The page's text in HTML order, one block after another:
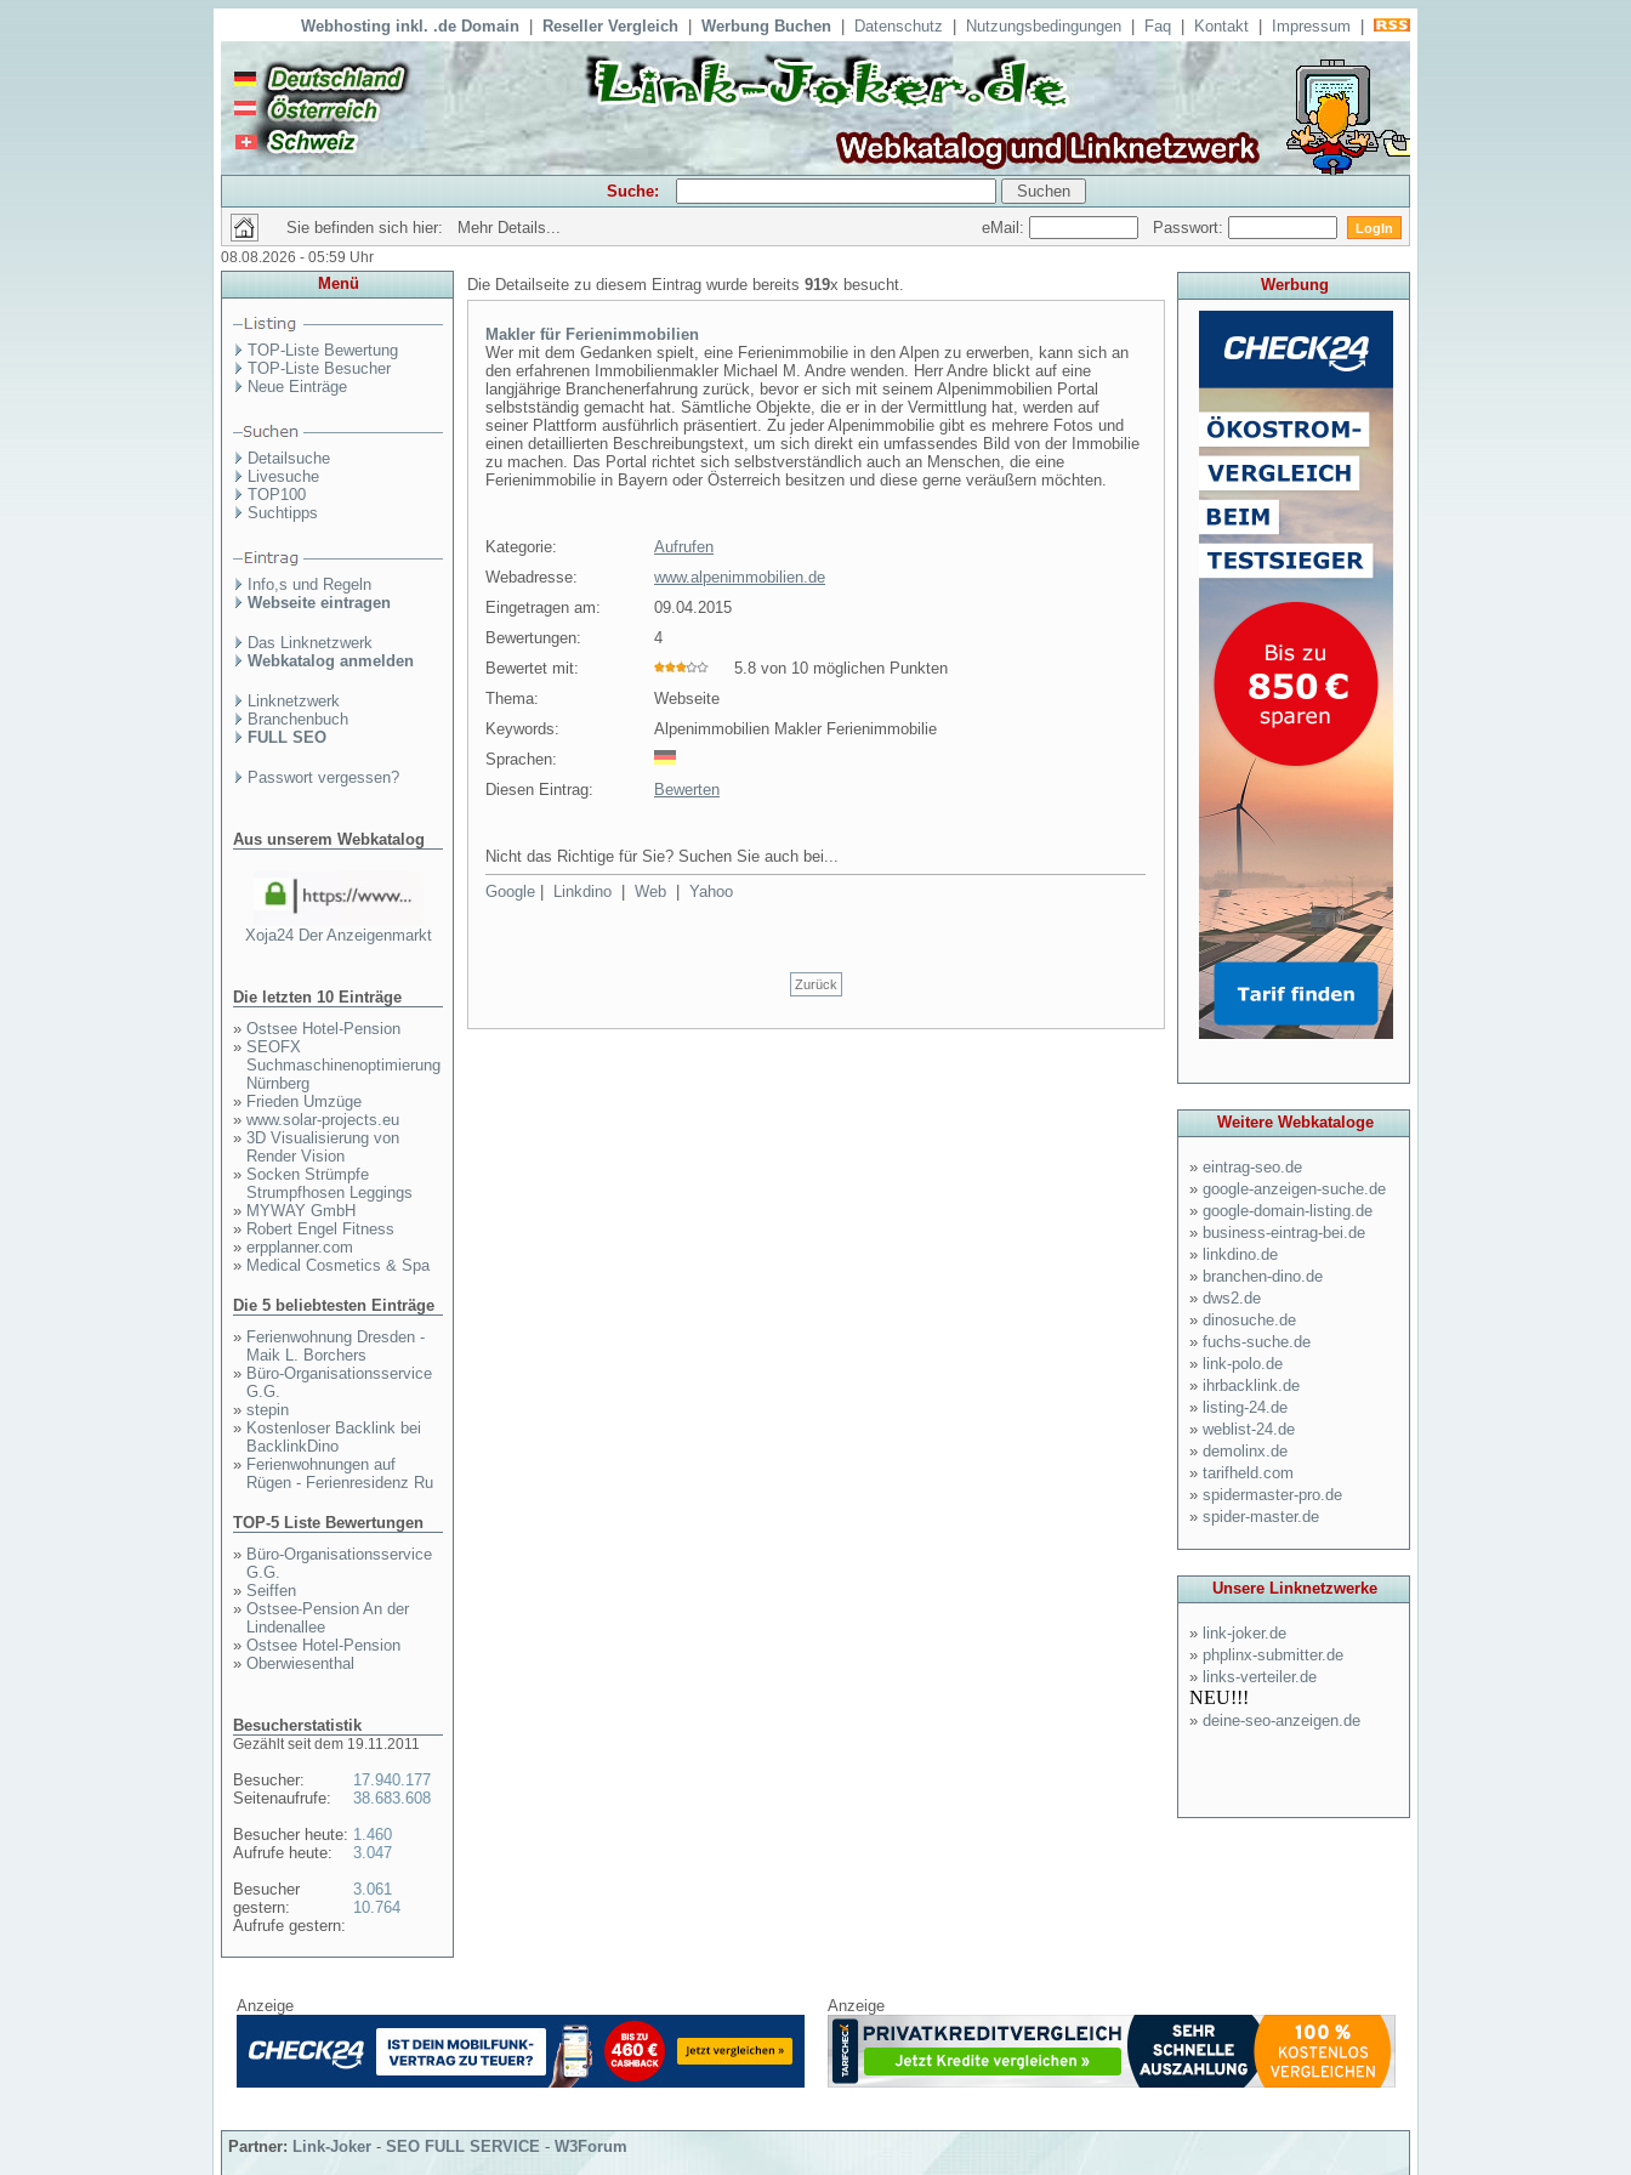
Webhosting inkl. .de Domain Reseller Vergleich Werbung Buchen Datenschutz Nutzungsbedingungen Faq Kontakt Impressum
Suche:
Sie befinden sich hier: Mehr Details...
eMail: Passwort:
08.08.2026 - 05:59 Uhr
Menü
TOP-Liste Bewertung
TOP-Liste Besucher
Neue Einträge
Detailsuche
Livesuche
TOP100
Suchtipps
Info,s und Regeln
Webseite eintragen
Das Linknetzwerk
Webkatalog anmelden
Linknetzwerk
Branchenbuch
FULL SEO
Passwort vergessen?
Aus unserem Webkatalog
Xoja24 Der Anzeigenmarkt
Die letzten 10 Einträge
» Ostsee Hotel-Pension
» SEOFX
Suchmaschinenoptimierung
Nürnberg
» Frieden Umzüge
» www.solar-projects.eu
» 3D Visualisierung von
Render Vision
» Socken Strümpfe
Strumpfhosen Leggings
» MYWAY GmbH
» Robert Engel Fitness
» erpplanner.com
» Medical Cosmetics & Spa
Die 5 beliebtesten Einträge
» Ferienwohnung Dresden -
Maik L. Borchers
» Büro-Organisationsservice
G.G.
» stepin
» Kostenloser Backlink bei
BacklinkDino
» Ferienwohnungen auf
Rügen - Ferienresidenz Ru
TOP-5 Liste Bewertungen
» Büro-Organisationsservice
G.G.
» Seiffen
» Ostsee-Pension An der
Lindenallee
» Ostsee Hotel-Pension
» Oberwiesenthal
Besucherstatistik
Gezählt seit dem 19.11.2011
Besucher:
Seitenaufrufe:
Besucher heute:
Aufrufe heute:
Besucher
gestern:
Aufrufe gestern:
17.940.177
38.683.608
1.460
3.047
3.061
10.764
Die Detailseite zu diesem Eintrag wurde bereits 919x besucht.
Makler für Ferienimmobilien
Wer mit dem Gedanken spielt, eine Ferienimmobilie in den Alpen zu erwerben, kann sich an
den erfahrenen Immobilienmakler Michael M. Andre wenden. Herr Andre blickt auf eine
langjährige Branchenerfahrung zurück, bevor er sich mit seinem Alpenimmobilien Portal
selbstständig gemacht hat. Sämtliche Objekte, die er in der Vermittlung hat, werden auf
seiner Plattform ausführlich präsentiert. Zu jeder Alpenimmobilie gibt es mehrere Fotos und
einen detaillierten Beschreibungstext, um sich direkt ein umfassendes Bild von der Immobilie
zu machen. Das Portal richtet sich selbstverständlich auch an Menschen, die eine
Ferienimmobilie in Bayern oder Österreich besitzen und diese gerne veräußern möchten.
Kategorie:
Aufrufen
Webadresse:
www.alpenimmobilien.de
Eingetragen am:
09.04.2015
Bewertungen:
4
Bewertet mit:
5.8 von 10 möglichen Punkten
Thema:
Webseite
Keywords:
Alpenimmobilien Makler Ferienimmobilie
Sprachen:
Diesen Eintrag:
Bewerten
Nicht das Richtige für Sie? Suchen Sie auch bei...
Google
Linkdino Web Yahoo
Zurück
Werbung
Weitere Webkataloge
» eintrag-seo.de
» google-anzeigen-suche.de
» google-domain-listing.de
» business-eintrag-bei.de
» linkdino.de
» branchen-dino.de
» dws2.de
» dinosuche.de
» fuchs-suche.de
» link-polo.de
» ihrbacklink.de
» listing-24.de
» weblist-24.de
» demolinx.de
» tarifheld.com
» spidermaster-pro.de
» spider-master.de
Unsere Linknetzwerke
» link-joker.de
» phplinx-submitter.de
» links-verteiler.de
NEU!!!
» deine-seo-anzeigen.de
Anzeige Anzeige
Partner: Link-Joker - SEO FULL SERVICE - W3Forum